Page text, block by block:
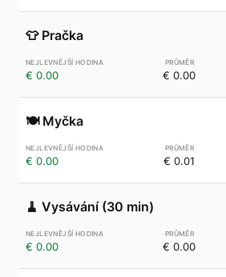
👕 Pračka
€ 0.00 € 0.00
🍽️ Myčka
€ 0.00 € 0.01
🧹 Vysávání (30 min)
€ 0.00 € 0.00